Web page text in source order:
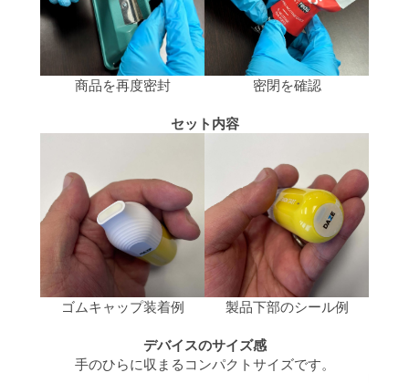
商品を再度密封 密閉を確認
セット内容
ゴムキャップ装着例 製品下部のシール例
デバイスのサイズ感
手のひらに収まるコンパクトサイズです。